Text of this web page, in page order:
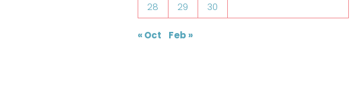
28
29 30
« Oct Feb »